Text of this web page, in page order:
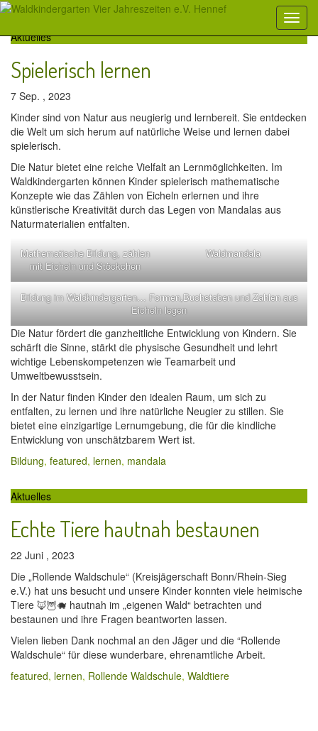
Aktuelles
Spielerisch lernen
7 Sep. , 2023
Kinder sind von Natur aus neugierig und lernbereit. Sie entdecken
die Welt um sich herum auf natürliche Weise und lernen dabei
spielerisch.
Die Natur bietet eine reiche Vielfalt an Lernmöglichkeiten. Im
Waldkindergarten können Kinder spielerisch mathematische
Konzepte wie das Zählen von Eicheln erlernen und ihre
künstlerische Kreativität durch das Legen von Mandalas aus
Naturmaterialien entfalten.
Mathematische Bildung, zählen
mit Eicheln und Stöckchen
Waldmandala
Bildung im Waldkindergarten… Formen,Buchstaben und Zahlen aus
Eicheln legen
Die Natur fördert die ganzheitliche Entwicklung von Kindern. Sie
schärft die Sinne, stärkt die physische Gesundheit und lehrt
wichtige Lebenskompetenzen wie Teamarbeit und
Umweltbewusstsein.
In der Natur finden Kinder den idealen Raum, um sich zu
entfalten, zu lernen und ihre natürliche Neugier zu stillen. Sie
bietet eine einzigartige Lernumgebung, die für die kindliche
Entwicklung von unschätzbarem Wert ist.
Bildung, featured, lernen, mandala
Aktuelles
Echte Tiere hautnah bestaunen
22 Juni , 2023
Die „Rollende Waldschule“ (Kreisjägerschaft Bonn/Rhein-Sieg
e.V.) hat uns besucht und unsere Kinder konnten viele heimische
Tiere 🦊🦉🐗 hautnah im „eigenen Wald“ betrachten und
bestaunen und ihre Fragen beantworten lassen.
Vielen lieben Dank nochmal an den Jäger und die “Rollende
Waldschule“ für diese wunderbare, ehrenamtliche Arbeit.
featured, lernen, Rollende Waldschule, Waldtiere